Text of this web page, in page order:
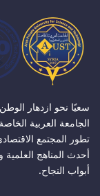
سعيًا نحو ازدهار
الجامعة العربية
تطور المجتمع
أحدث المناهج العلمية
أبواب النجاح.